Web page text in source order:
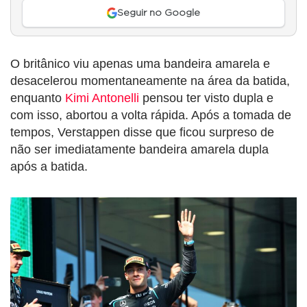
Seguir no Google
O britânico viu apenas uma bandeira amarela e
desacelerou momentaneamente na área da batida,
enquanto Kimi Antonelli pensou ter visto dupla e
com isso, abortou a volta rápida. Após a tomada de
tempos, Verstappen disse que ficou surpreso de
não ser imediatamente bandeira amarela dupla
após a batida.